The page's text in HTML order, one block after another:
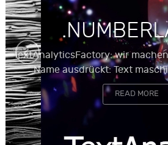
TextAnalyticsFactory: wir
Name ausdrückt: Text
READ MORE